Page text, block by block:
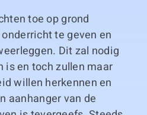
toe op grond
te geven en
Dit zal nodig
is en toch zullen maar
willen herkennen en
aanhanger van de